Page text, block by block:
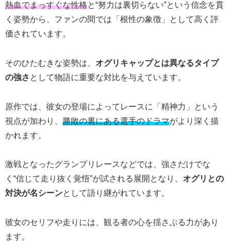
熱血でまっすぐな性格と“努力は裏切らない”という信念を貫
く姿勢から、ファンの間では「根性の象徴」として高く評
価されています。
そのひたむきな姿勢は、 オグリキャップとは異なるタイプ
の強さ として物語に重要な対比を与えています。
原作では、彼女の登場によってレースに「精神力」という
視点が加わり、 勝敗の裏にある選手のドラマがより深く描
かれます。
激戦となったグランプリレースなどでは、強さだけでな
く“信じて走り抜く覚悟”が試される展開となり、 オグリとの
対決が名シーンとして語り継がれています。
彼女のセリフや走りには、観る者の心を揺さぶる力があり
ます。